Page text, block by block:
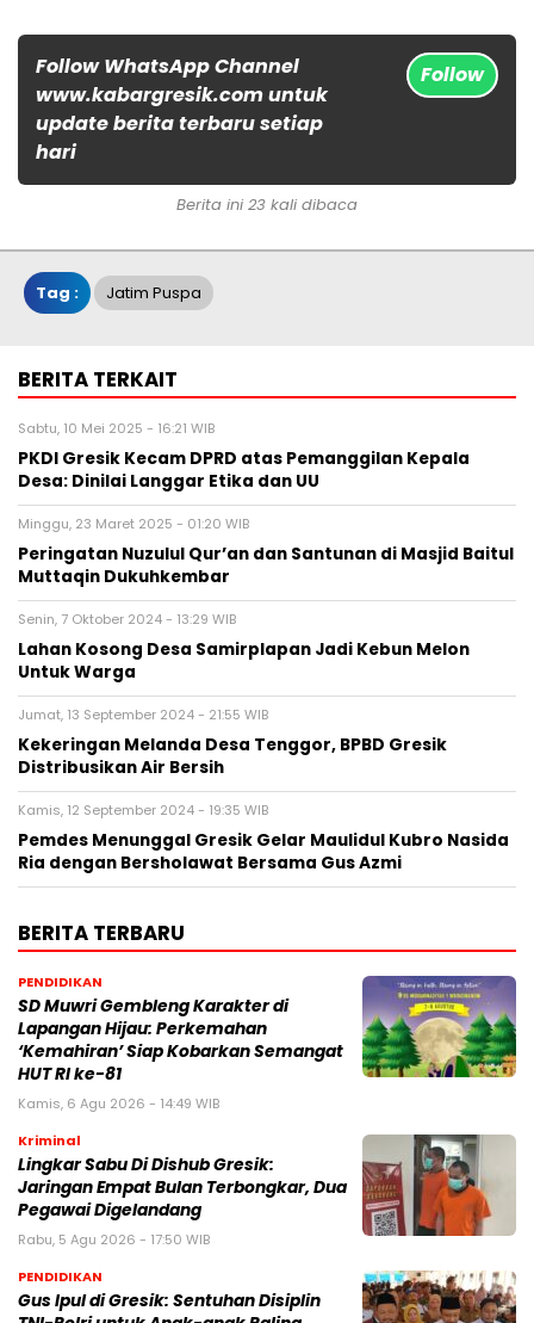
Follow WhatsApp Channel
www.kabargresik.com untuk
update berita terbaru setiap
hari
Follow
Berita ini 23 kali dibaca
Tag : Jatim Puspa
BERITA TERKAIT
Sabtu, 10 Mei 2025 - 16:21 WIB
PKDI Gresik Kecam DPRD atas Pemanggilan Kepala
Desa: Dinilai Langgar Etika dan UU
Minggu, 23 Maret 2025 - 01:20 WIB
Peringatan Nuzulul Qur’an dan Santunan di Masjid Baitul
Muttaqin Dukuhkembar
Senin, 7 Oktober 2024 - 13:29 WIB
Lahan Kosong Desa Samirplapan Jadi Kebun Melon
Untuk Warga
Jumat, 13 September 2024 - 21:55 WIB
Kekeringan Melanda Desa Tenggor, BPBD Gresik
Distribusikan Air Bersih
Kamis, 12 September 2024 - 19:35 WIB
Pemdes Menunggal Gresik Gelar Maulidul Kubro Nasida
Ria dengan Bersholawat Bersama Gus Azmi
BERITA TERBARU
PENDIDIKAN
SD Muwri Gembleng Karakter di
Lapangan Hijau: Perkemahan
‘Kemahiran’ Siap Kobarkan Semangat
HUT RI ke-81
Kamis, 6 Agu 2026 - 14:49 WIB
Kriminal
Lingkar Sabu Di Dishub Gresik:
Jaringan Empat Bulan Terbongkar, Dua
Pegawai Digelandang
Rabu, 5 Agu 2026 - 17:50 WIB
PENDIDIKAN
Gus Ipul di Gresik: Sentuhan Disiplin